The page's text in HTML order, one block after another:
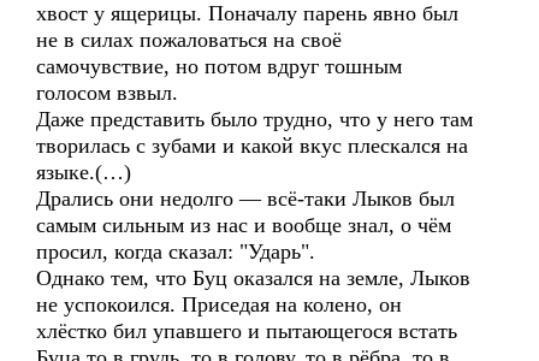
хвост у ящерицы. Поначалу парень явно был
не в силах пожаловаться на своё
самочувствие, но потом вдруг тошным
голосом взвыл.
Даже представить было трудно, что у него там
творилась с зубами и какой вкус плескался на
языке.(…)
Дрались они недолго — всё-таки Лыков был
самым сильным из нас и вообще знал, о чём
просил, когда сказал: "Ударь".
Однако тем, что Буц оказался на земле, Лыков
не успокоился. Приседая на колено, он
хлёстко бил упавшего и пытающегося встать